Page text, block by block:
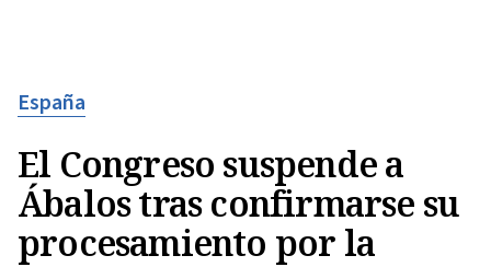
España
El Congreso suspende a
Ábalos tras confirmarse su
procesamiento por la